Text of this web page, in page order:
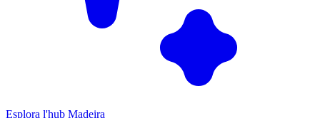
Esplora l'hub Madeira